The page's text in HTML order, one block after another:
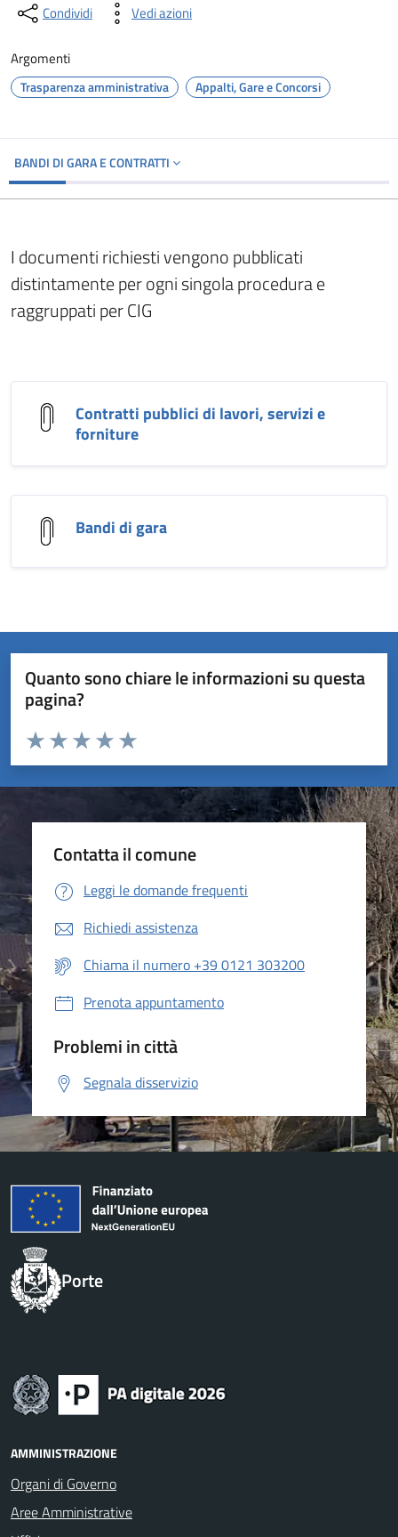
Condividi Vedi azioni
Argomenti
Trasparenza amministrativa Appalti, Gare e Concorsi
BANDI DI GARA E CONTRATTI
I documenti richiesti vengono pubblicati
distintamente per ogni singola procedura e
raggruppati per CIG
Contratti pubblici di lavori, servizi e
forniture
Bandi di gara
Quanto sono chiare le informazioni su questa
pagina?
Valuta da 1 a 5 stelle la pagina
Valuta 5 stelle su 5
Valuta 4 stelle su 5
Valuta 3 stelle su 5
Valuta 2 stelle su 5
Valuta 1 stelle su 5
Contatta il comune
Leggi le domande frequenti
Richiedi assistenza
Chiama il numero +39 0121 303200
Prenota appuntamento
Problemi in città
Segnala disservizio
Porte
AMMINISTRAZIONE
Organi di Governo
Aree Amministrative